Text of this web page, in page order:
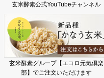
玄米酵素公式YouTubeチャンネル
玄米酵素グループ【エコロ元氣倶楽
部】でご注文いただけます